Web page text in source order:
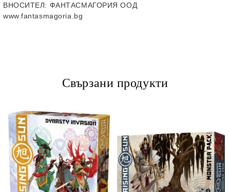
ВНОСИТЕЛ: ФАНТАСМАГОРИЯ ООД
www.fantasmagoria.bg
Свързани продукти